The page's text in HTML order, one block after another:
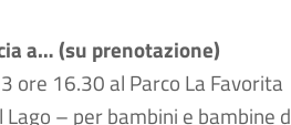
a… (su prenotazione)
ore 16.30 al Parco La Favorita
Lago – per bambini e bambine